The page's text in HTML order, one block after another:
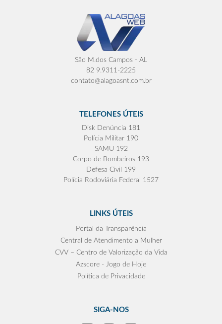
São M.dos Campos - AL
82 9.9311-2225
contato@alagoasnt.com.br
TELEFONES ÚTEIS
Disk Denúncia 181
Polícia Militar 190
SAMU 192
Corpo de Bombeiros 193
Defesa Civil 199
Polícia Rodoviária Federal 1527
LINKS ÚTEIS
Portal da Transparência
Central de Atendimento a Mulher
CVV – Centro de Valorização da Vida
Azscore - Jogo de Hoje
Política de Privacidade
SIGA-NOS